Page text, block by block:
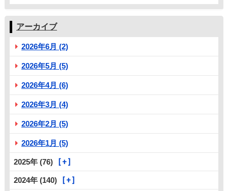
アーカイブ
2026年6月 (2)
2026年5月 (5)
2026年4月 (6)
2026年3月 (4)
2026年2月 (5)
2026年1月 (5)
2025年 (76)
2024年 (140)